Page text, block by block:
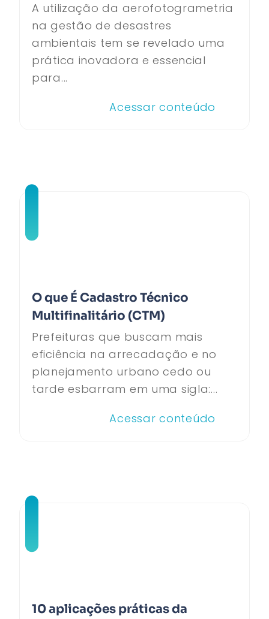
A utilização da aerofotogrametria
na gestão de desastres
ambientais tem se revelado uma
prática inovadora e essencial
para...
Acessar conteúdo
O que É Cadastro Técnico
Multifinalitário (CTM)
Prefeituras que buscam mais
eficiência na arrecadação e no
planejamento urbano cedo ou
tarde esbarram em uma sigla:...
Acessar conteúdo
10 aplicações práticas da